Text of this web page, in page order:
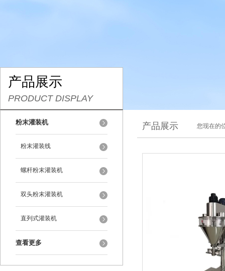
产品展示
PRODUCT DISPLAY
粉末灌装机
粉末灌装线
螺杆粉末灌装机
双头粉末灌装机
直列式灌装机
查看更多
产品展示 您现在的